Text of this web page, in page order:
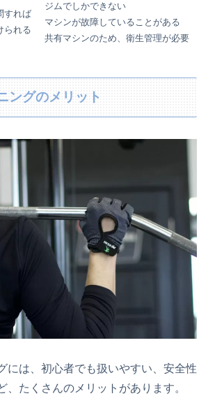
すれば
られる
ジムでしかできない
マシンが故障していることがある
共有マシンのため、衛生管理が必要
ングのメリット
には、初心者でも扱いやすい、安全性
、たくさんのメリットがあります。